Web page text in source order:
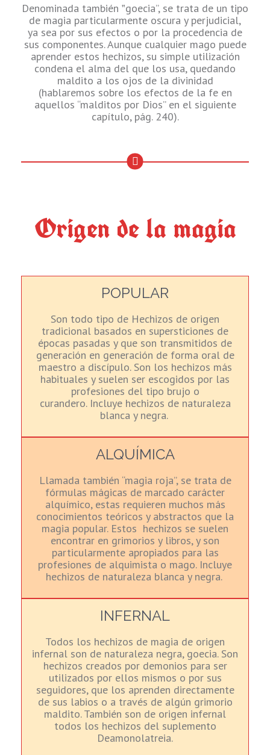
Denominada también ‟goecia”, se trata de un tipo
de magia particularmente oscura y perjudicial,
ya sea por sus efectos o por la procedencia de
sus componentes. Aunque cualquier mago puede
aprender estos hechizos, su simple utilización
condena el alma del que los usa, quedando
maldito a los ojos de la divinidad
(hablaremos sobre los efectos de la fe en
aquellos “malditos por Dios” en el siguiente
capítulo, pág. 240).
Origen de la magia
POPULAR
Son todo tipo de Hechizos de origen
tradicional basados en supersticiones de
épocas pasadas y que son transmitidos de
generación en generación de forma oral de
maestro a discípulo. Son los hechizos más
habituales ysuelen ser escogidos por las
profesiones del tipo brujo o
curandero. Incluye hechizos de naturaleza
blanca y negra.
ALQUÍMICA
Llamada también “magia roja”, se trata de
fórmulas mágicas de marcado carácter
alquímico, estas requieren muchos más
conocimientos teóricos y abstractos que la
magia popular. Estos hechizos se suelen
encontrar en grimorios y libros,y son
particularmente apropiados para las
profesiones de alquimista o mago. Incluye
hechizos de naturaleza blanca y negra.
INFERNAL
Todos los hechizos de magia de origen
infernal son de naturaleza negra, goecia. Son
hechizos creados por demonios para ser
utilizados por ellos mismos o por sus
seguidores, que los aprenden directamente
de sus labios o a través de algún grimorio
maldito. También son de origen infernal
todos los hechizos del suplemento
Deamonolatreia.